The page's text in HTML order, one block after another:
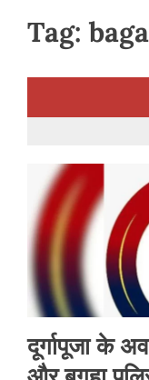
Tag:
दूर्गापूजा के